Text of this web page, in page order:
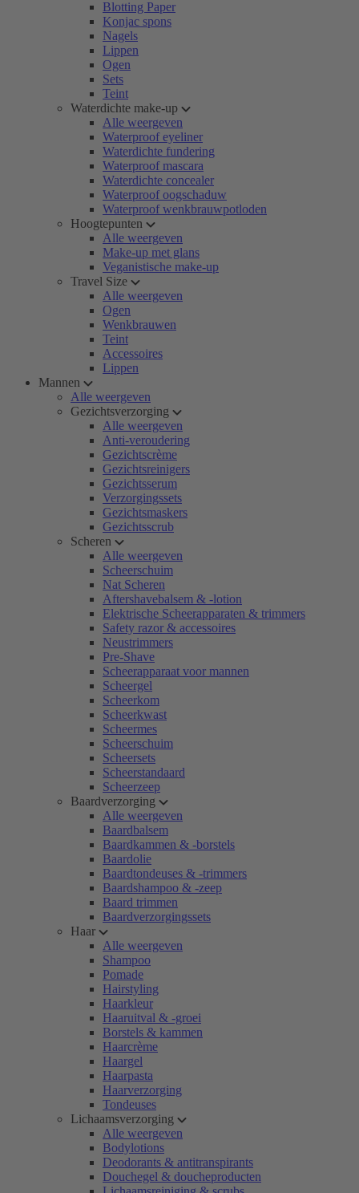
Blotting Paper
Konjac spons
Nagels
Lippen
Ogen
Sets
Teint
Waterdichte make-up
Alle weergeven
Waterproof eyeliner
Waterdichte fundering
Waterproof mascara
Waterdichte concealer
Waterproof oogschaduw
Waterproof wenkbrauwpotloden
Hoogtepunten
Alle weergeven
Make-up met glans
Veganistische make-up
Travel Size
Alle weergeven
Ogen
Wenkbrauwen
Teint
Accessoires
Lippen
Mannen
Alle weergeven
Gezichtsverzorging
Alle weergeven
Anti-veroudering
Gezichtscrème
Gezichtsreinigers
Gezichtsserum
Verzorgingssets
Gezichtsmaskers
Gezichtsscrub
Scheren
Alle weergeven
Scheerschuim
Nat Scheren
Aftershavebalsem & -lotion
Elektrische Scheerapparaten & trimmers
Safety razor & accessoires
Neustrimmers
Pre-Shave
Scheerapparaat voor mannen
Scheergel
Scheerkom
Scheerkwast
Scheermes
Scheerschuim
Scheersets
Scheerstandaard
Scheerzeep
Baardverzorging
Alle weergeven
Baardbalsem
Baardkammen & -borstels
Baardolie
Baardtondeuses & -trimmers
Baardshampoo & -zeep
Baard trimmen
Baardverzorgingssets
Haar
Alle weergeven
Shampoo
Pomade
Hairstyling
Haarkleur
Haaruitval & -groei
Borstels & kammen
Haarcrème
Haargel
Haarpasta
Haarverzorging
Tondeuses
Lichaamsverzorging
Alle weergeven
Bodylotions
Deodorants & antitranspirants
Douchegel & doucheproducten